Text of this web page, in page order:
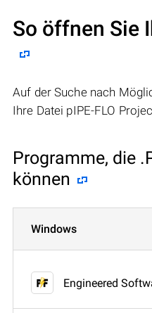
So öffnen Sie
Auf der Suche nach
Ihre Datei pIPE-FLO
Programme, die
können
Windows
Engineered